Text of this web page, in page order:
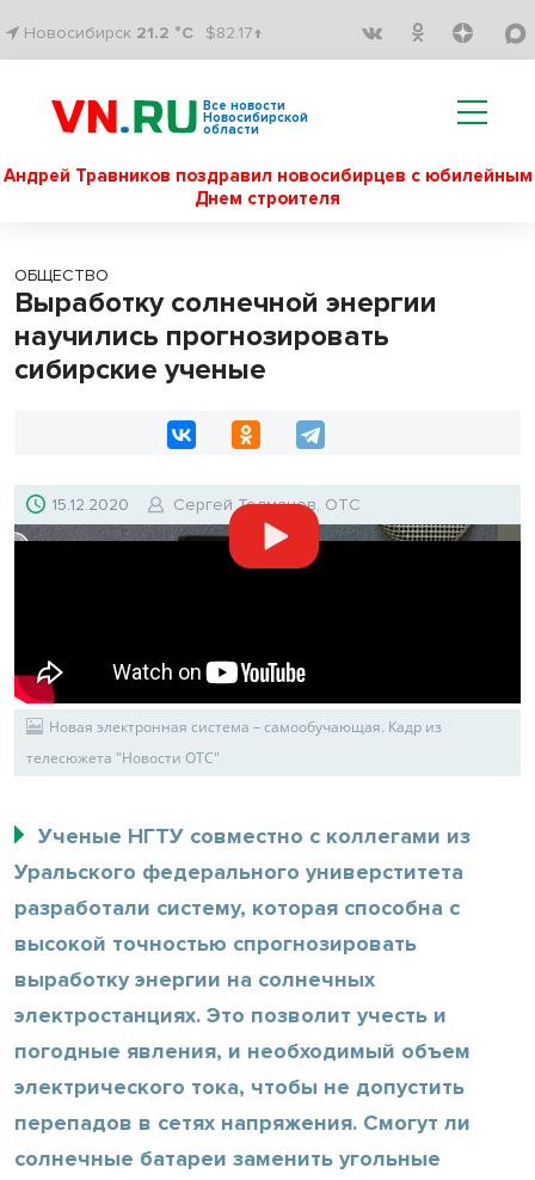
Новосибирск 21.2 °C $82.17↑
Все новости
Новосибирской
области
Андрей Травников поздравил новосибирцев с юбилейным
Днем строителя
ОБЩЕСТВО
Выработку солнечной энергии
научились прогнозировать
сибирские ученые
15.12.2020 Сергей Толмачев, ОТС
Новая электронная система – самообучающая. Кадр из
телесюжета "Новости ОТС"
Ученые НГТУ совместно с коллегами из
Уральского федерального универститета
разработали систему, которая способна с
высокой точностью спрогнозировать
выработку энергии на солнечных
электростанциях. Это позволит учесть и
погодные явления, и необходимый объем
электрического тока, чтобы не допустить
перепадов в сетях напряжения. Смогут ли
солнечные батареи заменить угольные